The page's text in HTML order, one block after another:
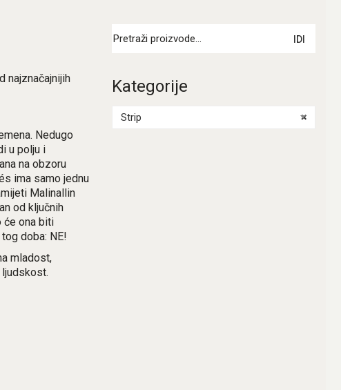
najznačajnijih
Nedugo
u polju i
na obzoru
ima samo jednu
Malinallin
od ključnih
će ona biti
doba: NE!
mladost,
IDI
Kategorije
×
Strip